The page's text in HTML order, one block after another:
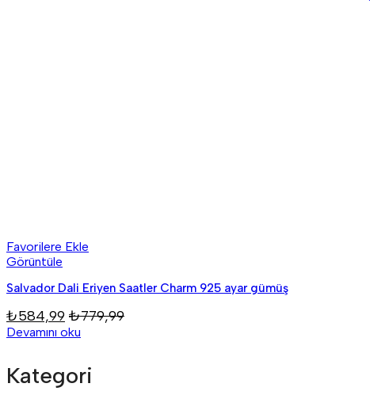
Favorilere Ekle
Görüntüle
Salvador Dali Eriyen Saatler Charm 925 ayar gümüş
₺584,99 ₺779,99
Devamını oku
Kategori